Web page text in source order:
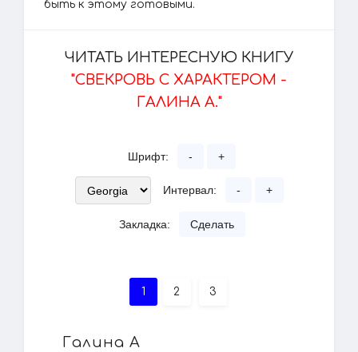
быть к этому готовыми.
ЧИТАТЬ ИНТЕРЕСНУЮ КНИГУ
"СВЕКРОВЬ С ХАРАКТЕРОМ -
ГАЛИНА А."
Шрифт: - +
Интервал: - +
Закладка: Сделать
1 2 3
Галина А